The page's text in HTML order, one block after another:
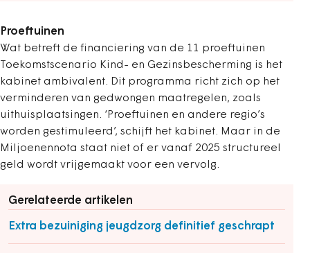
Proeftuinen
Wat betreft de financiering van de 11 proeftuinen
Toekomstscenario Kind- en Gezinsbescherming is het
kabinet ambivalent. Dit programma richt zich op het
verminderen van gedwongen maatregelen, zoals
uithuisplaatsingen. ‘Proeftuinen en andere regio’s
worden gestimuleerd’, schijft het kabinet. Maar in de
Miljoenennota staat niet of er vanaf 2025 structureel
geld wordt vrijgemaakt voor een vervolg.
Gerelateerde artikelen
Extra bezuiniging jeugdzorg definitief geschrapt